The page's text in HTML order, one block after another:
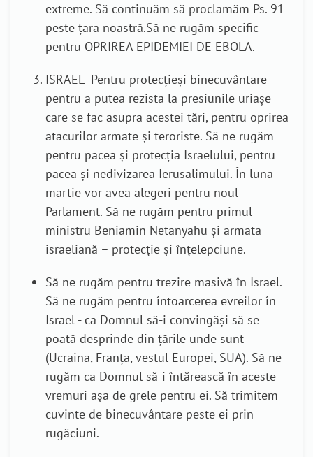
extreme. Să continuăm să proclamăm Ps. 91
peste țara noastră.Să ne rugăm specific
pentru OPRIREA EPIDEMIEI DE EBOLA.
ISRAEL -Pentru protecțieși binecuvântare
pentru a putea rezista la presiunile uriașe
care se fac asupra acestei tări, pentru oprirea
atacurilor armate și teroriste. Să ne rugăm
pentru pacea și protecția Israelului, pentru
pacea și nedivizarea Ierusalimului. În luna
martie vor avea alegeri pentru noul
Parlament. Să ne rugăm pentru primul
ministru Beniamin Netanyahu și armata
israeliană – protecție și înțelepciune.
Să ne rugăm pentru trezire masivă în Israel.
Să ne rugăm pentru întoarcerea evreilor în
Israel - ca Domnul să-i convingăși să se
poată desprinde din țările unde sunt
(Ucraina, Franța, vestul Europei, SUA). Să ne
rugăm ca Domnul să-i întărească în aceste
vremuri așa de grele pentru ei. Să trimitem
cuvinte de binecuvântare peste ei prin
rugăciuni.